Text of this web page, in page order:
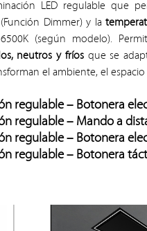
LED regulable que
Dimmer) y la
(según modelo).
neutros y fríosque se
el ambiente, el espacio
regulable – Botonera
regulable – Mando a
regulable – Botonera
regulable – Botonera